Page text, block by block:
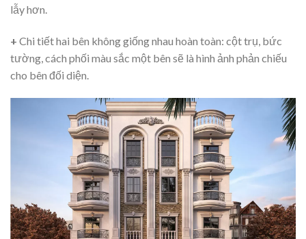
lẫy hơn.
+ Chi tiết hai bên không giống nhau hoàn toàn: cột trụ, bức
tường, cách phối màu sắc một bên sẽ là hình ảnh phản chiếu
cho bên đối diện.